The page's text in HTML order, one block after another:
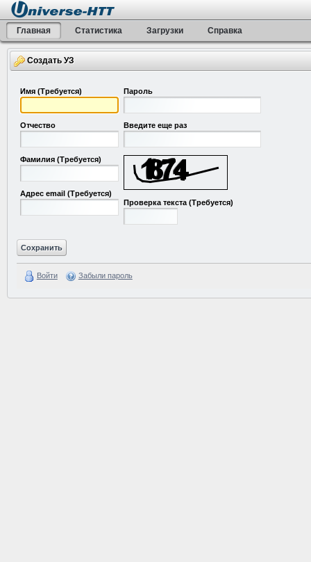
Главная Статистика Загрузки Справка
Создать УЗ
Имя(Требуется)
Отчество
Фамилия(Требуется)
Адрес email(Требуется)
Пароль
Введите еще раз
Проверка текста(Требуется)
Войти Забыли пароль